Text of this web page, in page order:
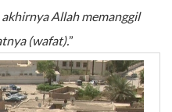
Allah memanggil
(wafat).”